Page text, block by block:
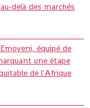
delà des marchés
équipé de
une étape
de l'Afrique